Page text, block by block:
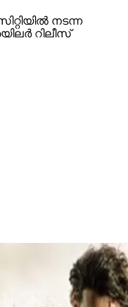
നടന്ന
റിലീസ്